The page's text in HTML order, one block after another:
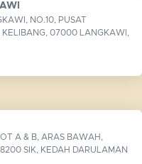
NO.10, PUSAT
KELIBANG, 07000 LANGKAWI,
A & B, ARAS BAWAH,
SIK, KEDAH DARULAMAN